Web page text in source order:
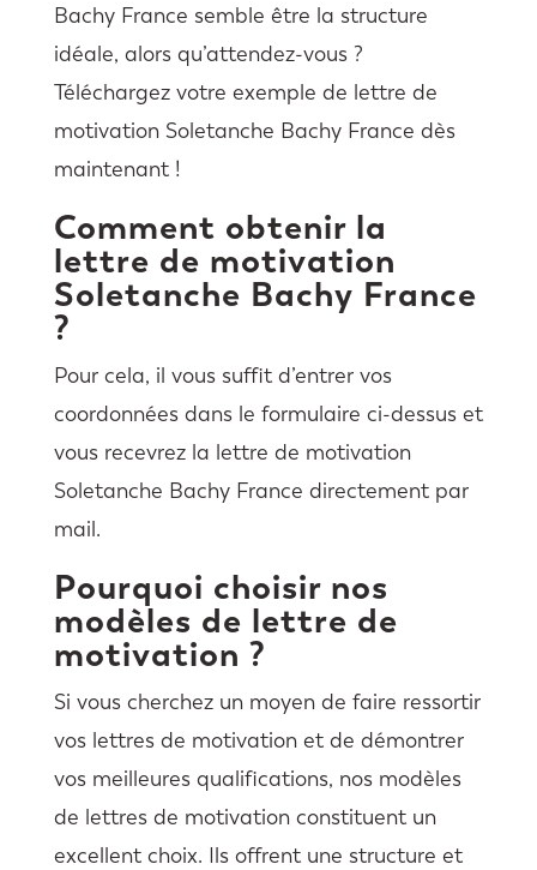
Bachy France semble être la structure
idéale, alors qu’attendez-vous ?
Téléchargez votre exemple de lettre de
motivation Soletanche Bachy France dès
maintenant !
Comment obtenir la
lettre de motivation
Soletanche Bachy France
?
Pour cela, il vous suffit d’entrer vos
coordonnées dans le formulaire ci-dessus et
vous recevrez la lettre de motivation
Soletanche Bachy France directement par
mail.
Pourquoi choisir nos
modèles de lettre de
motivation ?
Si vous cherchez un moyen de faire ressortir
vos lettres de motivation et de démontrer
vos meilleures qualifications, nos modèles
de lettres de motivation constituent un
excellent choix. Ils offrent une structure et